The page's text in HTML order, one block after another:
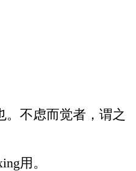
不虑而觉者，谓之
用。